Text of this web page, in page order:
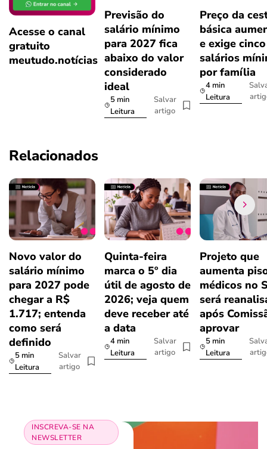
Acesse o canal
gratuito
meutudo.notícias
Previsão do
salário mínimo
para 2027 fica
abaixo do valor
considerado
ideal
5 min
Leitura
Salvar
artigo
Preço da
básica
e exige cinco
salários
por família
4 min
Leitura
Relacionados
Novo valor do
salário mínimo
para 2027 pode
chegar a R$
1.717; entenda
como será
definido
5 min
Leitura
Salvar
artigo
Quinta-feira
marca o 5º dia
útil de agosto de
2026; veja quem
deve receber até
a data
4 min
Leitura
Salvar
artigo
Projeto que
aumenta
médicos no
será
após
aprovar
5 min
Leitura
INSCREVA-SE NA
NEWSLETTER